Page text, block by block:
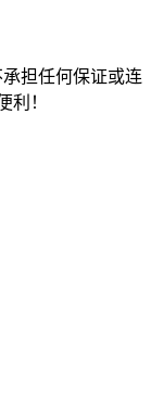
担任何保证或连
利！